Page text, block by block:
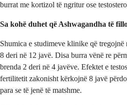
burrat me kortizol të ngritur ose
Sa kohë duhet që Ashwagandha të
Shumica e studimeve klinike që tregojnë
8 deri në 12 javë. Disa burra vënë re
brenda 2 deri në 4 javëve. Efektet e
fertilitetit zakonisht kërkojnë 8 javë
para se të jenë të matshme.